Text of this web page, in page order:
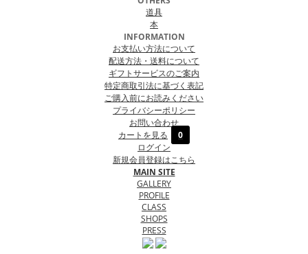
道具
本
INFORMATION
お支払い方法について
配送方法・送料について
ギフトサービスのご案内
特定商取引法に基づく表記
ご購入前にお読みください
プライバシーポリシー
お問い合わせ
カートを見る
0
ログイン
新規会員登録はこちら
MAIN SITE
GALLERY
PROFILE
CLASS
SHOPS
PRESS